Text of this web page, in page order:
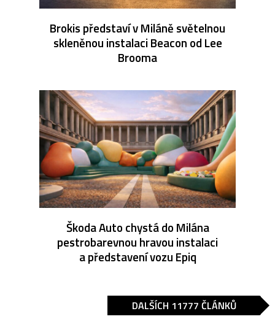
Brokis představí v Miláně světelnou
skleněnou instalaci Beacon od Lee
Brooma
Škoda Auto chystá do Milána
pestrobarevnou hravou instalaci
a představení vozu Epiq
DALŠÍCH 11777 ČLÁNKŮ